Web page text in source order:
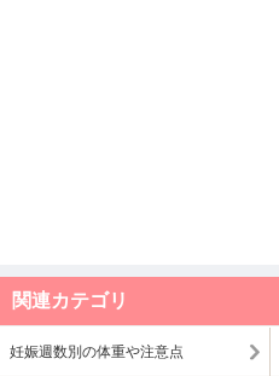
関連カテゴリ
妊娠週数別の体重や注意点